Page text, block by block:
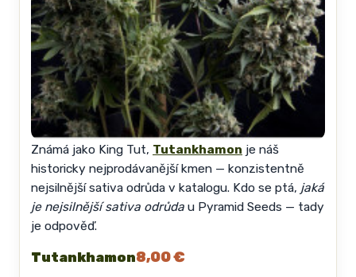
Známá jako King Tut, Tutankhamon je náš
historicky nejprodávanější kmen — konzistentně
nejsilnější sativa odrůda v katalogu. Kdo se ptá, jaká
je nejsilnější sativa odrůda u Pyramid Seeds — tady
je odpověď.
Tutankhamon8,00 €